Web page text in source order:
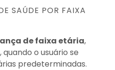
SAÚDE POR FAIXA
de faixa etária,
o usuário se
predeterminadas.